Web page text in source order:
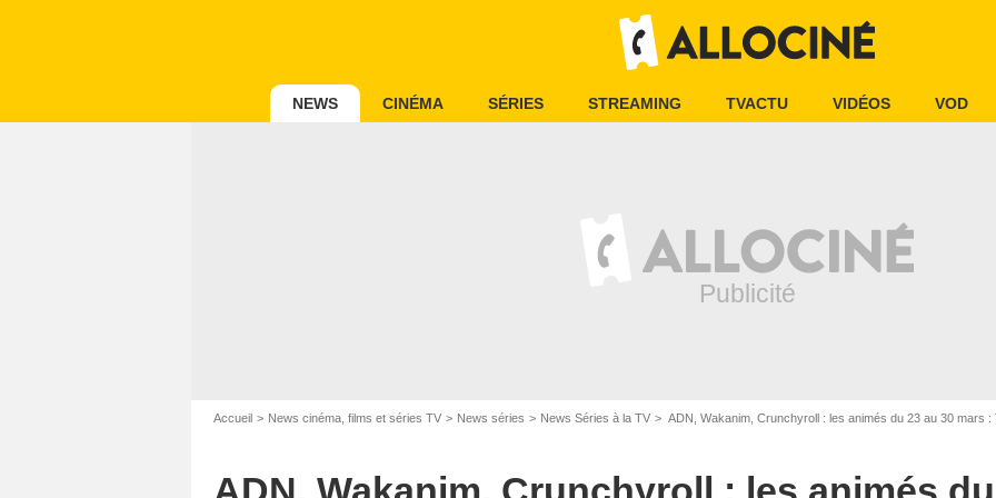
NEWS CINÉMA SÉRIES STREAMING TVACTU VIDÉOS VOD
Accueil News cinéma, films et séries TV News séries News Séries à la TV ADN, Wakanim, Crunchyroll : les animés du 23 au 30 mars :